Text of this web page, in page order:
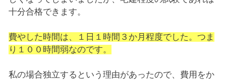
十分合格できます。
費やした時間は、１日１時間３か月程度でした。つま
り１００時間弱なのです。
私の場合独立するという理由があったので、費用をか